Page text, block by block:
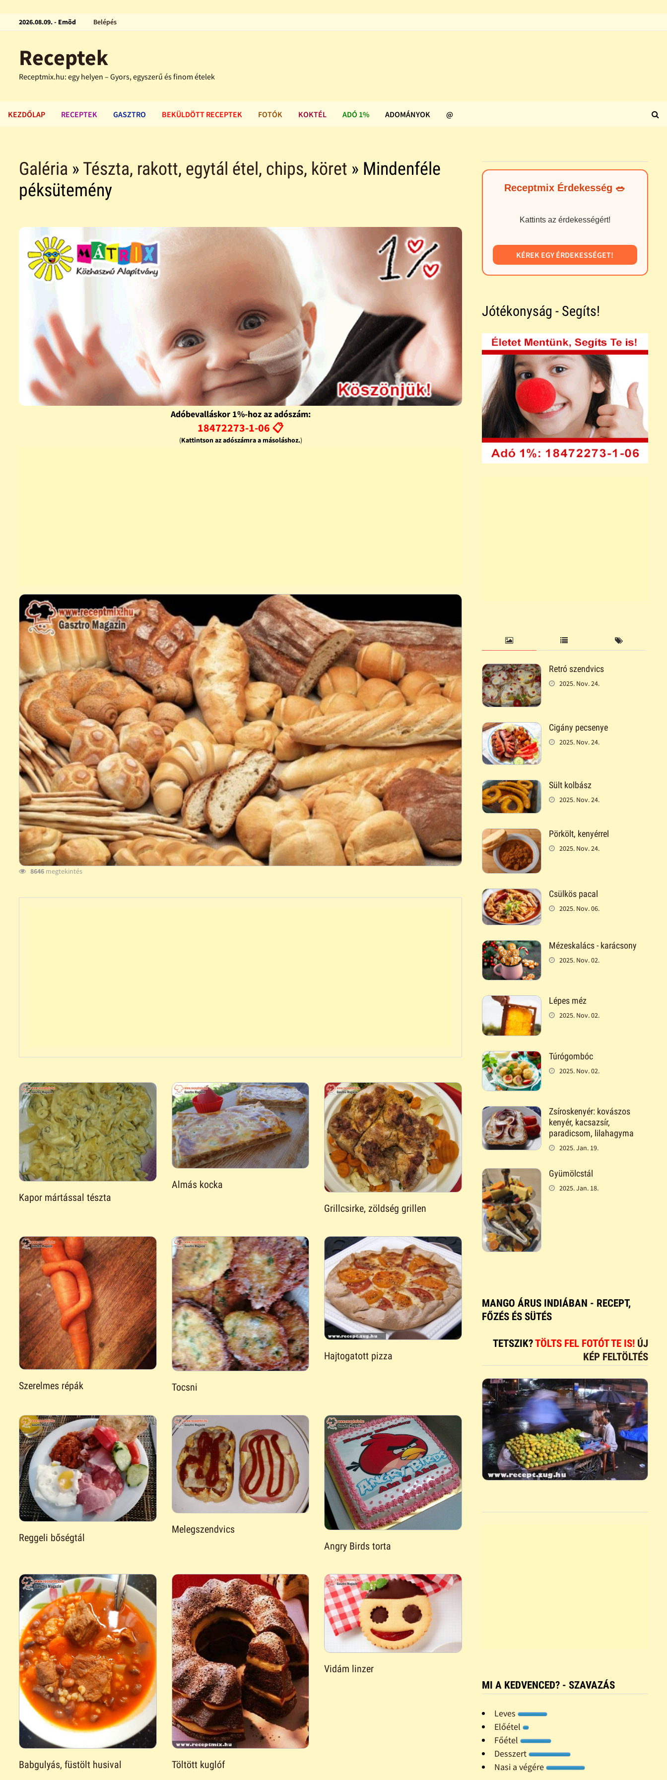
2026.08.09. - Emõd Belépés
Receptek
Receptmix.hu: egy helyen – Gyors, egyszerű és finom ételek
KEZDŐLAP RECEPTEK GASZTRO BEKÜLDÖTT RECEPTEK FOTÓK KOKTÉL ADÓ 1% ADOMÁNYOK @
Galéria » Tészta, rakott, egytál étel, chips, köret » Mindenféle
péksütemény
Adóbevalláskor 1%-hoz az adószám:
18472273-1-06 📋
(Kattintson az adószámra a másoláshoz.)
8646 megtekintés
Kapor mártással tészta
Almás kocka
Grillcsirke, zöldség grillen
Szerelmes répák Tocsni
Hajtogatott pizza
Reggeli bőségtál
Melegszendvics
Angry Birds torta
Babgulyás, füstölt husival Töltött kuglóf
Vidám linzer
Receptmix Érdekesség 🥗
Kattints az érdekességért!
KÉREK EGY ÉRDEKESSÉGET!
Jótékonyság - Segíts!
Retró szendvics
2025. Nov. 24.
Cigány pecsenye
2025. Nov. 24.
Sült kolbász
2025. Nov. 24.
Pörkölt, kenyérrel
2025. Nov. 24.
Csülkös pacal
2025. Nov. 06.
Mézeskalács - karácsony
2025. Nov. 02.
Lépes méz
2025. Nov. 02.
Túrógombóc
2025. Nov. 02.
Zsíroskenyér: kovászos
kenyér, kacsazsír,
paradicsom, lilahagyma
2025. Jan. 19.
Gyümölcstál
2025. Jan. 18.
MANGO ÁRUS INDIÁBAN - RECEPT,
FŐZÉS ÉS SÜTÉS
TETSZIK?TÖLTS FEL FOTÓT TE IS! ÚJ
KÉP FELTÖLTÉS
MI A KEDVENCED? - SZAVAZÁS
Leves
Előétel
Főétel
Desszert
Nasi a végére